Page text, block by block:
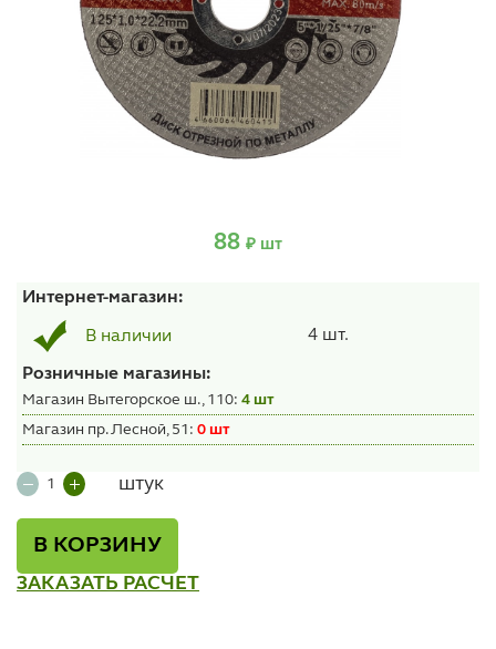
88 ₽ шт
Интернет-магазин:
В наличии 4 шт.
Розничные магазины:
Магазин Вытегорское ш., 110: 4 шт
Магазин пр. Лесной, 51: 0 шт
штук
В КОРЗИНУ
ЗАКАЗАТЬ РАСЧЕТ